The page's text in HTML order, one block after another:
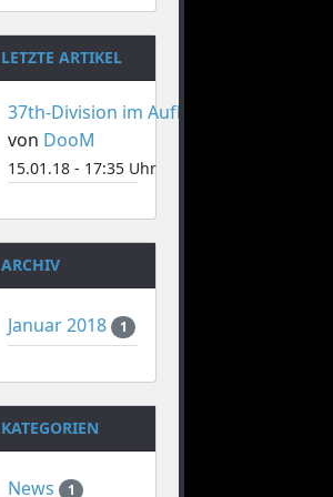
LETZTE ARTIKEL
37th-Division im Aufbau
von DooM
15.01.18 - 17:35 Uhr
ARCHIV
Januar 2018 1
KATEGORIEN
News 1